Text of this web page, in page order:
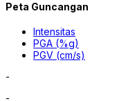
Peta Guncangan
Intensitas
PGA (%g)
PGV (cm/s)
-
-